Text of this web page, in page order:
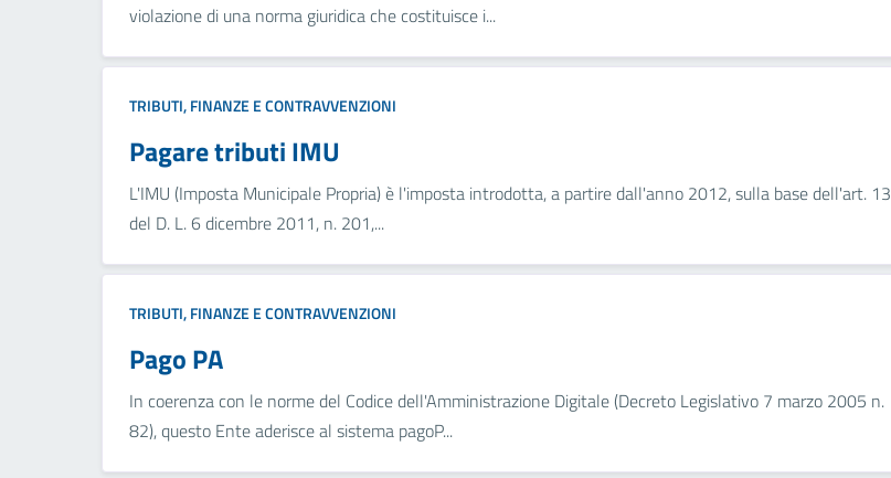
violazione di una norma giuridica che costituisce i...
TRIBUTI, FINANZE E CONTRAVVENZIONI
Pagare tributi IMU
L'IMU (Imposta Municipale Propria) è l'imposta introdotta, a partire dall'anno 2012, sulla base dell'art. 13
del D. L. 6 dicembre 2011, n. 201,...
TRIBUTI, FINANZE E CONTRAVVENZIONI
Pago PA
In coerenza con le norme del Codice dell'Amministrazione Digitale (Decreto Legislativo 7 marzo 2005 n.
82), questo Ente aderisce al sistema pagoP...